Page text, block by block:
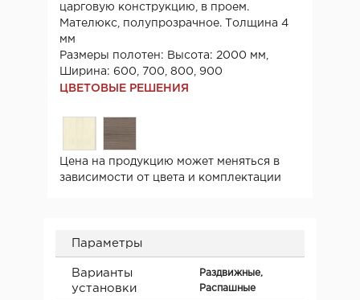
царговую конструкцию, в проем.
Мателюкс, полупрозрачное. Толщина 4
мм
Размеры полотен: Высота: 2000 мм,
Ширина: 600, 700, 800, 900
ЦВЕТОВЫЕ РЕШЕНИЯ
Цена на продукцию может меняться в
зависимости от цвета и комплектации
Параметры
Варианты
установки
Раздвижные,
Распашные